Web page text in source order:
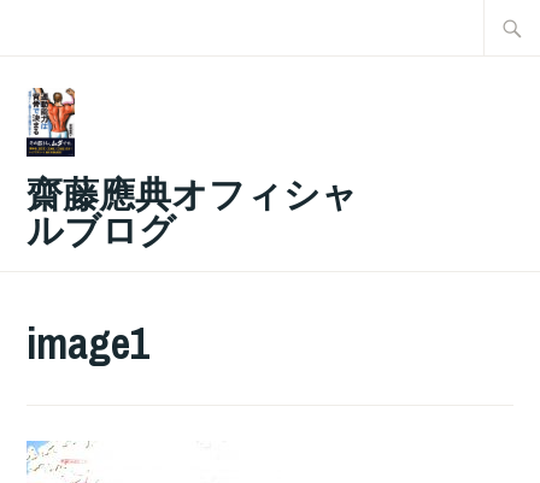
齋藤應典オフィシャ
ルブログ
image1